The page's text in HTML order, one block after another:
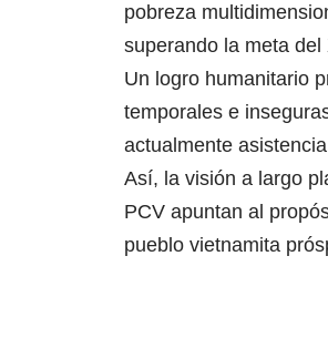
pobreza
superando la meta del
Un logro humanitario
temporales e
actualmente
Así, la visión a largo
PCV apuntan al
pueblo vietnamita